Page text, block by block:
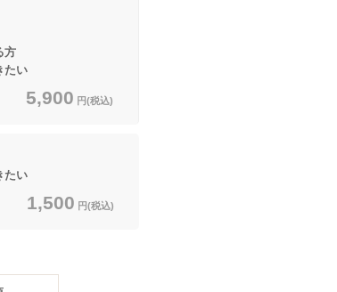
い
5,900 円(税込)
い
1,500 円(税込)